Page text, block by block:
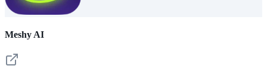
Meshy AI